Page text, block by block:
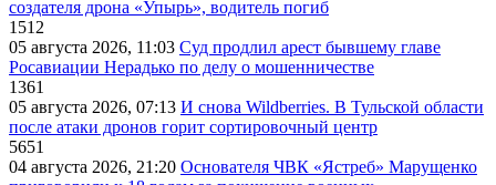
создателя дрона «Упырь», водитель погиб
1512
05 августа 2026, 11:03 Суд продлил арест бывшему главе
Росавиации Нерадько по делу о мошенничестве
1361
05 августа 2026, 07:13 И снова Wildberries. В Тульской области
после атаки дронов горит сортировочный центр
5651
04 августа 2026, 21:20 Основателя ЧВК «Ястреб» Марущенко